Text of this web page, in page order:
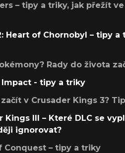
– tipy a triky, jak přežít
Heart of Chornobyl – tipy
Rady do života
Impact - tipy a triky
v Crusader Kings 3?
Kings III – Které DLC se
ignorovat?
Conquest – tipy a triky